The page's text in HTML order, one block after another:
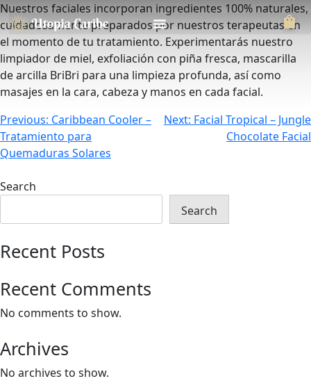
Nuestros faciales incorporan ingredientes 100% naturales,
cuidadosamente preparados por nuestros terapeutas en
el momento de tu tratamiento. Experimentarás nuestro
limpiador de miel, exfoliación con piña fresca, mascarilla
de arcilla BriBri para una limpieza profunda, así como
masajes en la cara, cabeza y manos en cada facial.
Previous: Caribbean Cooler –
Tratamiento para
Quemaduras Solares
Next: Facial Tropical – Jungle
Chocolate Facial
Search
Search
Recent Posts
Recent Comments
No comments to show.
Archives
No archives to show.